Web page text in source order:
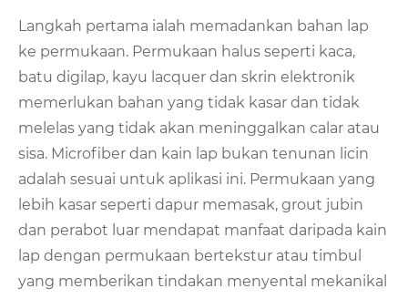
Langkah pertama ialah memadankan bahan lap
ke permukaan. Permukaan halus seperti kaca,
batu digilap, kayu lacquer dan skrin elektronik
memerlukan bahan yang tidak kasar dan tidak
melelas yang tidak akan meninggalkan calar atau
sisa. Microfiber dan kain lap bukan tenunan licin
adalah sesuai untuk aplikasi ini. Permukaan yang
lebih kasar seperti dapur memasak, grout jubin
dan perabot luar mendapat manfaat daripada kain
lap dengan permukaan bertekstur atau timbul
yang memberikan tindakan menyental mekanikal